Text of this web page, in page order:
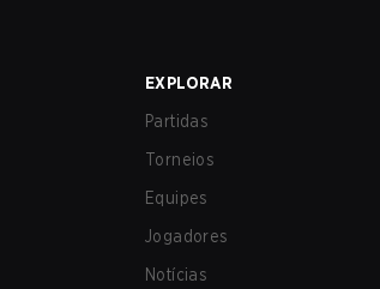
EXPLORAR
Partidas
Torneios
Equipes
Jogadores
Notícias